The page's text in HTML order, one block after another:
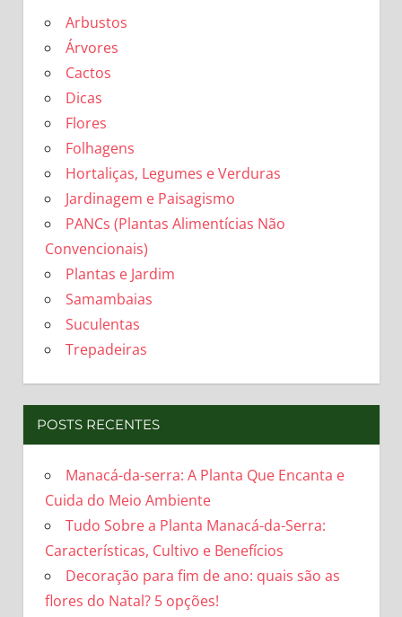
Arbustos
Árvores
Cactos
Dicas
Flores
Folhagens
Hortaliças, Legumes e Verduras
Jardinagem e Paisagismo
PANCs (Plantas Alimentícias Não
Convencionais)
Plantas e Jardim
Samambaias
Suculentas
Trepadeiras
POSTS RECENTES
Manacá-da-serra: A Planta Que Encanta e
Cuida do Meio Ambiente
Tudo Sobre a Planta Manacá-da-Serra:
Características, Cultivo e Benefícios
Decoração para fim de ano: quais são as
flores do Natal? 5 opções!